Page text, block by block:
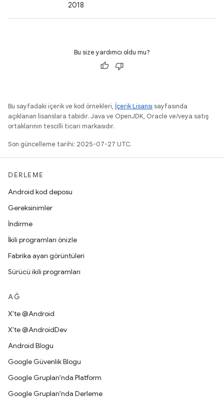
2018
Bu size yardımcı oldu mu?
Bu sayfadaki içerik ve kod örnekleri, İçerik Lisansı sayfasında
açıklanan lisanslara tabidir. Java ve OpenJDK, Oracle ve/veya satış
ortaklarının tescilli ticari markasıdır.
Son güncelleme tarihi: 2025-07-27 UTC.
DERLEME
Android kod deposu
Gereksinimler
İndirme
İkili programları önizle
Fabrika ayarı görüntüleri
Sürücü ikili programları
AĞ
X'te @Android
X'te @AndroidDev
Android Blogu
Google Güvenlik Blogu
Google Grupları'nda Platform
Google Grupları'nda Derleme